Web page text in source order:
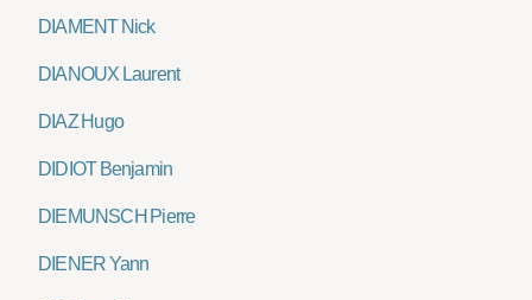
DIAMENT Nick
DIANOUX Laurent
DIAZ Hugo
DIDIOT Benjamin
DIEMUNSCH Pierre
DIENER Yann